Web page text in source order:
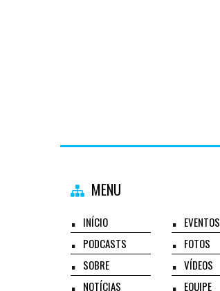
MENU
INÍCIO
PODCASTS
SOBRE
NOTÍCIAS
EVENTOS
FOTOS
VÍDEOS
EQUIPE